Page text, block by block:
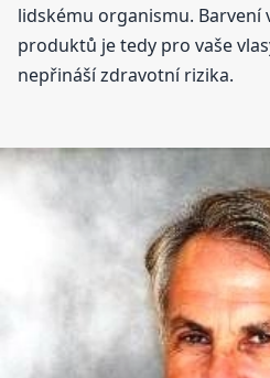
lidskému organismu.
produktů je tedy pro vaše
nepřináší zdravotní rizika.